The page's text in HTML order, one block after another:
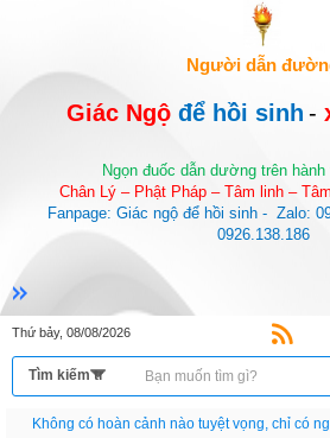
Người dẫn
Giác Ngộ để hồi sinh -
Ngọn đuốc dẫn dường trên
Chân Lý – Phật Pháp – Tâm linh –
Fanpage: Giác ngộ để hồi sinh -  Zalo:
0926.138.186
Thứ bảy, 08/08/2026
Nếu như không chịu học tập thì cho dù đi vạn